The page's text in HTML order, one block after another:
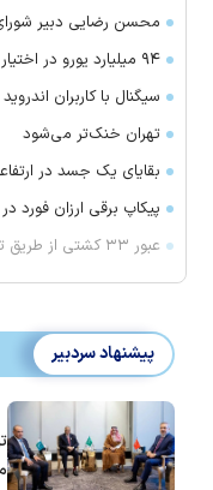
محسن رضایی دبیر
۹۴ میلیارد یورو در اختیار تراستی ها
سیگنال با کاربران
تهران خنک‌تر می‌شود
بقایای یک جسد در
پیکاپ برقی ارزان فورد در
عبور ۳۳ کشتی از طریق تنگه هرمز در یک هفته
پیشنهاد سردبیر